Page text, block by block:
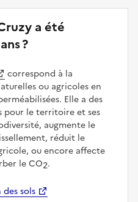
a été
?
correspond à la
ou agricoles en
Elle a des
pour le territoire et ses
augmente le
réduit le
ou encore affecte
le CO2.
sols